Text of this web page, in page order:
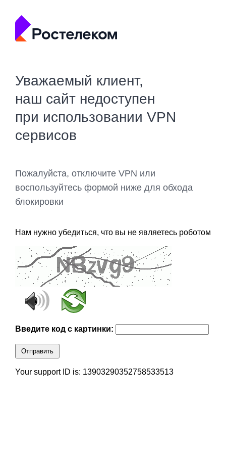
Уважаемый клиент,
наш сайт недоступен
при использовании VPN
сервисов
Пожалуйста, отключите VPN или
воспользуйтесь формой ниже для обхода
блокировки
Нам нужно убедиться, что вы не являетесь роботом
Введите код с картинки:
Отправить
Your support ID is: 13903290352758533513